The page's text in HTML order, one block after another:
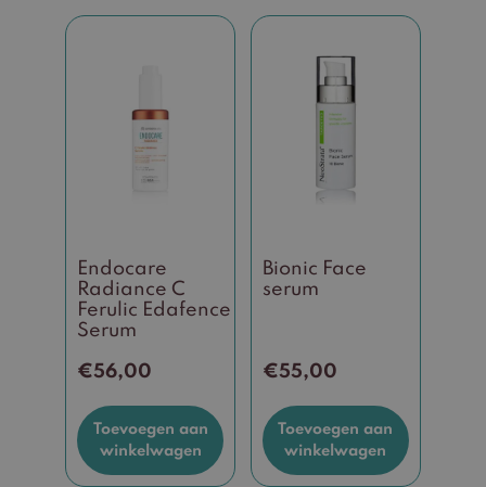
Endocare
Radiance C
Ferulic Edafence
Serum
€56,00
Toevoegen aan
winkelwagen
Bionic Face
serum
€55,00
Toevoegen aan
winkelwagen